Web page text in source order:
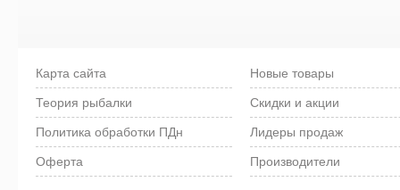
Карта сайта
Теория рыбалки
Политика обработки ПДн
Оферта
Новые товары
Скидки и акции
Лидеры продаж
Производители